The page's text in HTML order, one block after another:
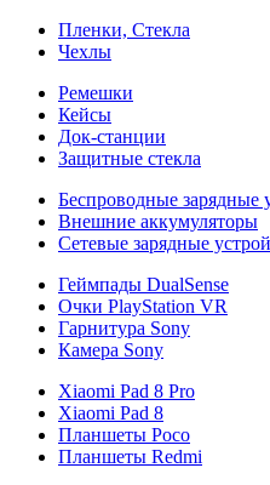
Пленки, Стекла
Чехлы
Ремешки
Кейсы
Док-станции
Защитные стекла
Беспроводные зарядные
Внешние аккумуляторы
Сетевые зарядные
Геймпады DualSense
Очки PlayStation VR
Гарнитура Sony
Камера Sony
Xiaomi Pad 8 Pro
Xiaomi Pad 8
Планшеты Poco
Планшеты Redmi